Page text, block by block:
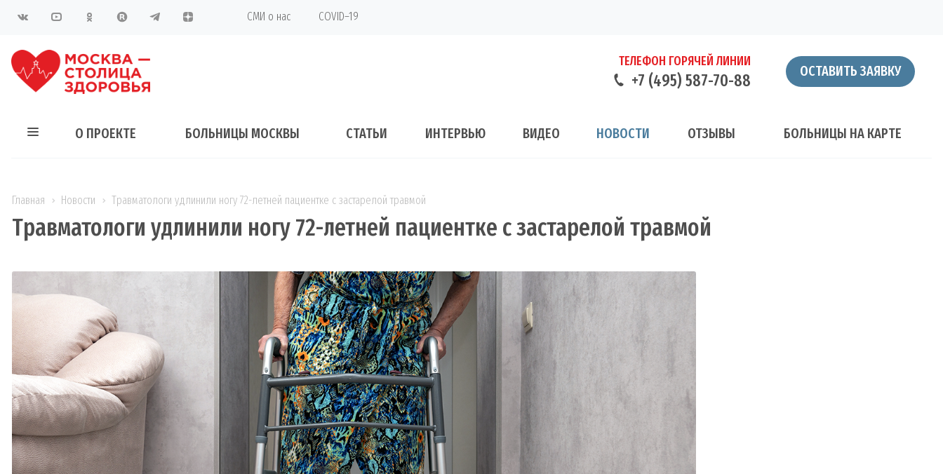
СМИ о нас COVID–19
ОСТАВИТЬ ЗАЯВКУ
ТЕЛЕФОН ГОРЯЧЕЙ ЛИНИИ
+7 (495) 587-70-88
О ПРОЕКТЕ БОЛЬНИЦЫ МОСКВЫ СТАТЬИ ИНТЕРВЬЮ ВИДЕО НОВОСТИ ОТЗЫВЫ БОЛЬНИЦЫ НА КАРТЕ
Главная Новости Травматологи удлинили ногу 72-летней пациентке с застарелой травмой
Травматологи удлинили ногу 72-летней пациентке с застарелой травмой